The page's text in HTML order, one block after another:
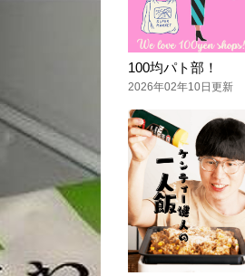
100均パト部！
2026年02年10日更新